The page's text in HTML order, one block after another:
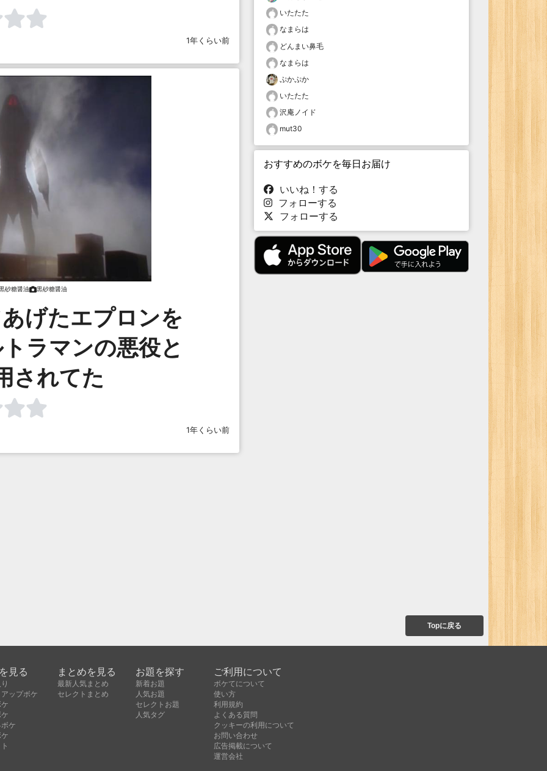
1年くらい前
砂糖醤油 黒砂糖醤油
げたエプロンを
ラマンの悪役と
されてた
1年くらい前
いたたた
なまらは
どんまい鼻毛
なまらは
ぷかぷか
いたたた
沢庵ノイド
mut30
おすすめのボケを毎日お届け
いいね！する
フォローする
フォローする
Topに戻る
見る
ップボケ
ケ
まとめを見る
最新人気まとめ
セレクトまとめ
お題を探す
新着お題
人気お題
セレクトお題
人気タグ
ご利用について
ボケてについて
使い方
利用規約
よくある質問
クッキーの利用について
お問い合わせ
広告掲載について
運営会社